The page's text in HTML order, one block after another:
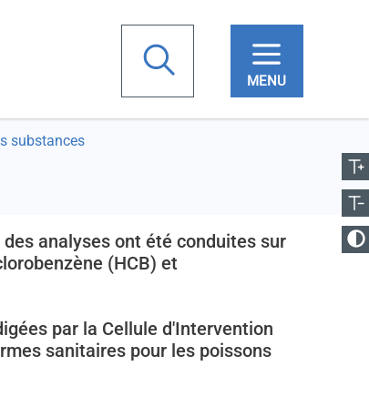
substances
la taille
analyses ont été conduites sur
(HCB) et
par la Cellule d'Intervention
sanitaires pour les poissons